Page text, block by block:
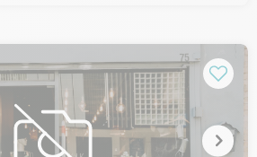
accessible, avec un environnement
être divisé ou aménagé en fonction
n'hésitez pas à nous contacter au
demande d'informations